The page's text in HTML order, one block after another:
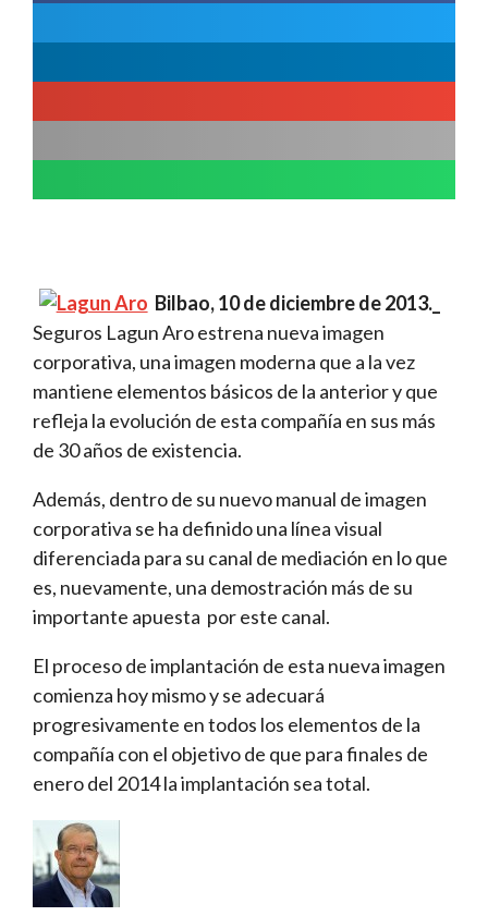
Bilbao, 10 de diciembre de 2013._
Seguros Lagun Aro estrena nueva imagen
corporativa, una imagen moderna que a la vez
mantiene elementos básicos de la anterior y que
refleja la evolución de esta compañía en sus más
de 30 años de existencia.
Además, dentro de su nuevo manual de imagen
corporativa se ha definido una línea visual
diferenciada para su canal de mediación en lo que
es, nuevamente, una demostración más de su
importante apuesta por este canal.
El proceso de implantación de esta nueva imagen
comienza hoy mismo y se adecuará
progresivamente en todos los elementos de la
compañía con el objetivo de que para finales de
enero del 2014 la implantación sea total.